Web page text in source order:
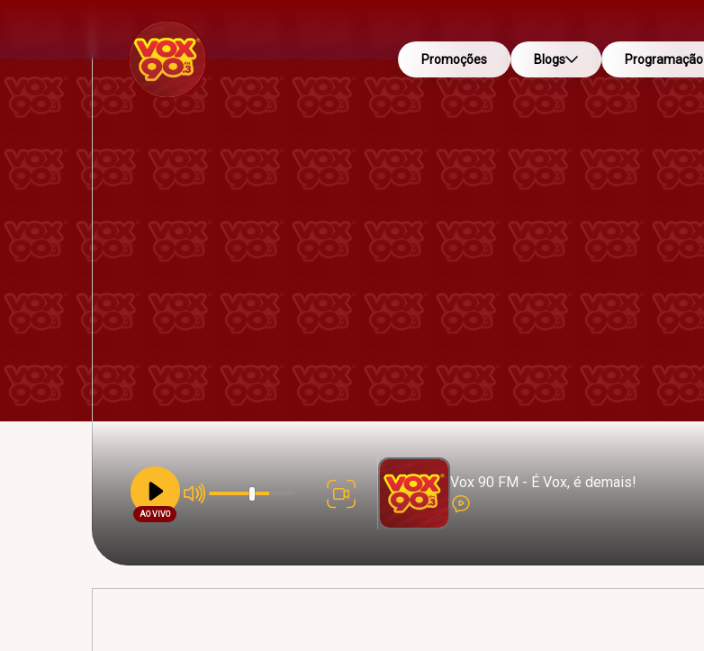
Promoções Blogs Programação
AO VIVO
Vox 90 FM - É Vox, é demais!